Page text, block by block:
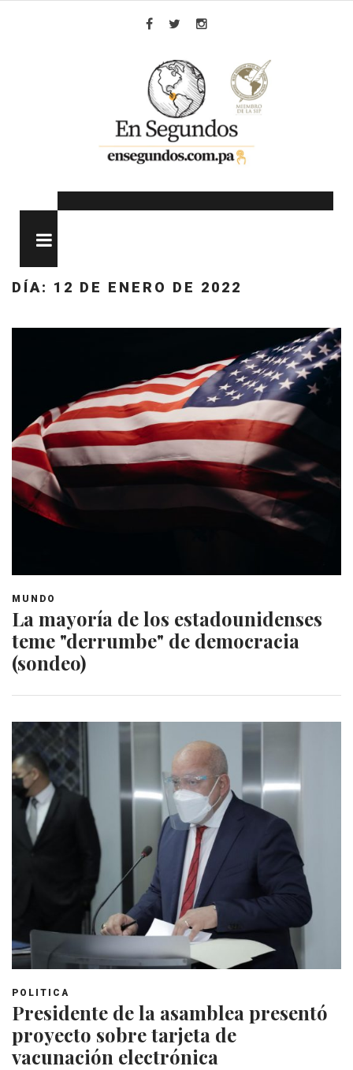
DÍA: 12 DE ENERO DE 2022
MUNDO
La mayoría de los estadounidenses
teme "derrumbe" de democracia
(sondeo)
POLITICA
Presidente de la asamblea presentó
proyecto sobre tarjeta de
vacunación electrónica